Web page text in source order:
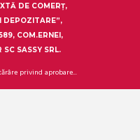
DE COMERȚ,
DEPOZITARE”,
COM.ERNEI,
SC SASSY SRL.
privind aprobare...